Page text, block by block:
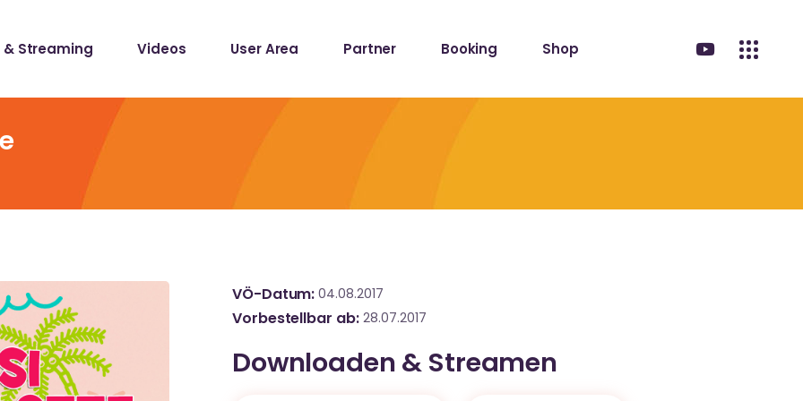
& Streaming Videos User Area Partner Booking Shop
VÖ-Datum 04.08.2017
Vorbestellbar ab 28.07.2017
Downloaden & Streamen